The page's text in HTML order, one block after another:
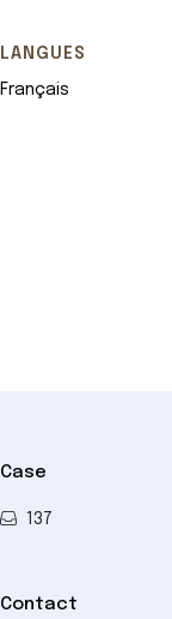
LANGUES
Français
Case
137
Contact